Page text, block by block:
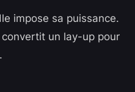
impose sa puissance.
un lay-up pour